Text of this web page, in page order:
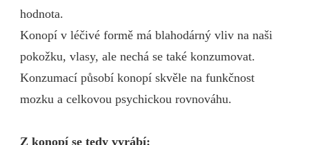
hodnota.
Konopí v léčivé formě má blahodárný vliv na naši
pokožku, vlasy, ale nechá se také konzumovat.
Konzumací působí konopí skvěle na funkčnost
mozku a celkovou psychickou rovnováhu.
Z konopí se tedy vyrábí: